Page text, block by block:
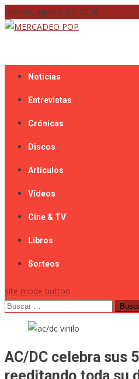
Skip
to
viernes, agosto 07, 2026
Noticias
Entrevistas
Crónicas
Discos
Artículos
Vídeos
Cine & TV
Libros
Sorteos
site mode button
Buscar:
AC/DC celebra sus